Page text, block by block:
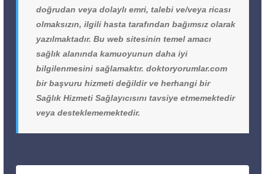
doğrudan veya dolaylı emri, talebi ve/veya ricası
olmaksızın, ilgili hasta tarafından bağımsız olarak
yazılmaktadır. Bu web sitesinin temel amacı
sağlık alanında kamuoyunun daha iyi
bilgilenmesini sağlamaktır. doktoryorumlar.com
bir başvuru hizmeti değildir ve herhangi bir
Sağlık Hizmeti Sağlayıcısını tavsiye etmemektedir
veya desteklememektedir.